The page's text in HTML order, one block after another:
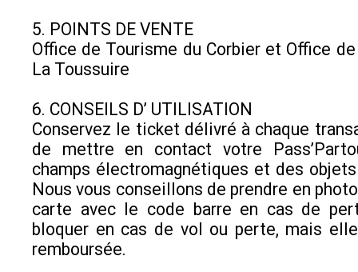
5. POINTS DE VENTE
Office de Tourisme du Corbier et Office
La Toussuire
6. CONSEILS D’ UTILISATION
Conservez le ticket délivré à chaque
de mettre en contact votre
champs électromagnétiques et des
Nous vous conseillons de prendre en
carte avec le code barre en cas de
bloquer en cas de vol ou perte, mais
remboursée.